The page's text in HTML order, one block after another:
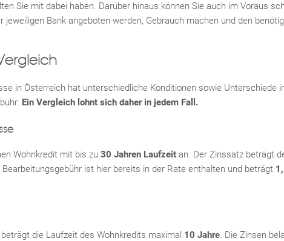
Sie mit dabei haben. Darüber hinaus können Sie auch im Voraus
jeweiligen Bank angeboten werden, Gebrauch machen und den
in Österreich hat unterschiedliche Konditionen sowie Unterschiede
Ein Vergleich lohnt sich daher in jedem Fall.
Wohnkredit mit bis zu 30 Jahren Laufzeitan. Der Zinssatz beträgt
Bearbeitungsgebühr ist hier bereits in der Rate enthalten und beträgt
die Laufzeit des Wohnkredits maximal 10 Jahre. Die Zinsen